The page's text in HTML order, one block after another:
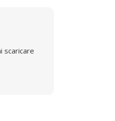
scaricare